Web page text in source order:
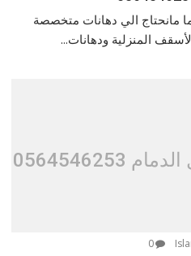
مانحتاج الي دهانات متخصصة
المنزلية ودهانات...
0